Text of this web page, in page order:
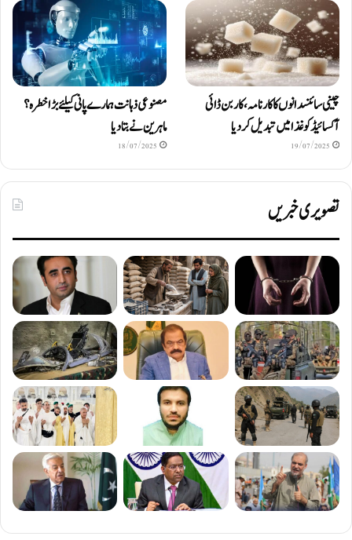
چینی سائنسدانوں کا کارنامہ، کاربن ڈائی
آکسائیڈ کو غذا میں تبدیل کردیا
19/07/2025
مصنوعی ذہانت ہمارے پانی کیلئے بڑا خطرہ؟
ماہرین نے بتا دیا
18/07/2025
تصویری خبریں